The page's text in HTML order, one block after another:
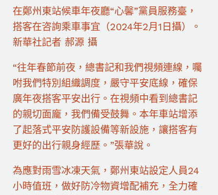
在鄭州東站候車年夜廳“心馨”黨員服務臺，
搭客在咨詢乘車事宜（2024年2月1日攝）。
新華社記者 郝源 攝
“往年春節前夜，總書記和我們視頻連線，囑
咐我們特別組織調度，嚴守平安底線，確保
廣年夜搭客平安出行。在視頻中看到總書記
的親切面龐，我們備受鼓舞。本年車站增添
了起落式平安防護設備等新設施，讓搭客有
更好的出行親身經歷。”張華說。
為應對雨雪冰凍天氣，鄭州東站設定人員24
小時值班，做好防冷物資增配補充，全力確